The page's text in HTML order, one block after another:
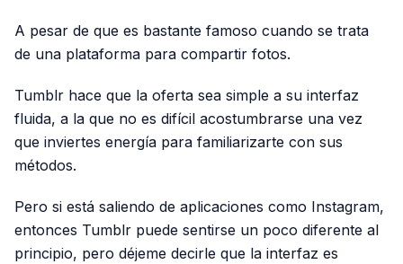
A pesar de que es bastante famoso cuando se trata
de una plataforma para compartir fotos.
Tumblr hace que la oferta sea simple a su interfaz
fluida, a la que no es difícil acostumbrarse una vez
que inviertes energía para familiarizarte con sus
métodos.
Pero si está saliendo de aplicaciones como Instagram,
entonces Tumblr puede sentirse un poco diferente al
principio, pero déjeme decirle que la interfaz es